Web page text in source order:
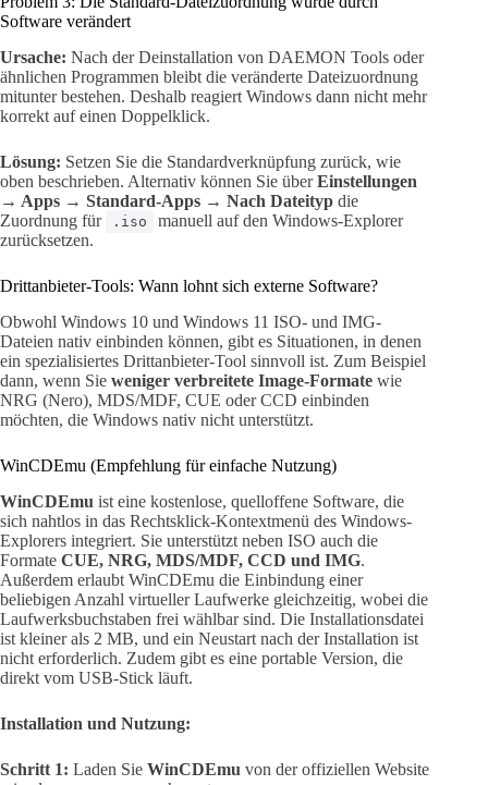
Software verändert
Ursache: Nach der Deinstallation von DAEMON Tools oder
ähnlichen Programmen bleibt die veränderte Dateizuordnung
mitunter bestehen. Deshalb reagiert Windows dann nicht mehr
korrekt auf einen Doppelklick.
Lösung: Setzen Sie die Standardverknüpfung zurück, wie
oben beschrieben. Alternativ können Sie überEinstellungen
→ Apps → Standard-Apps → Nach Dateityp die
Zuordnung für
.iso
manuell auf den Windows-Explorer
zurücksetzen.
Drittanbieter-Tools: Wann lohnt sich externe Software?
Obwohl Windows 10 und Windows 11 ISO- und IMG-
Dateien nativ einbinden können, gibt es Situationen, in denen
ein spezialisiertes Drittanbieter-Tool sinnvoll ist. Zum Beispiel
dann, wenn Sie weniger verbreitete Image-Formate wie
NRG (Nero), MDS/MDF, CUE oder CCD einbinden
möchten, die Windows nativ nicht unterstützt.
WinCDEmu (Empfehlung für einfache Nutzung)
WinCDEmu ist eine kostenlose, quelloffene Software, die
sich nahtlos in das Rechtsklick-Kontextmenü des Windows-
Explorers integriert. Sie unterstützt neben ISO auch die
Formate CUE, NRG, MDS/MDF, CCD und IMG.
Außerdem erlaubt WinCDEmu die Einbindung einer
beliebigen Anzahl virtueller Laufwerke gleichzeitig, wobei die
Laufwerksbuchstaben frei wählbar sind. Die Installationsdatei
ist kleiner als 2 MB, und ein Neustart nach der Installation ist
nicht erforderlich. Zudem gibt es eine portable Version, die
direkt vom USB-Stick läuft.
Installation und Nutzung:
Schritt 1: Laden Sie WinCDEmu von der offiziellen Website